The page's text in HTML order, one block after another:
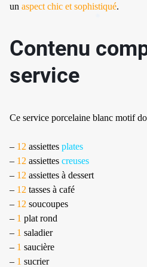
un aspect chic et sophistiqué.
Contenu
service
Ce service porcelaine blanc motif
– 12 assiettes plates
– 12 assiettes creuses
– 12 assiettes à dessert
– 12 tasses à café
– 12 soucoupes
– 1 plat rond
– 1 saladier
– 1 saucière
– 1 sucrier
✱